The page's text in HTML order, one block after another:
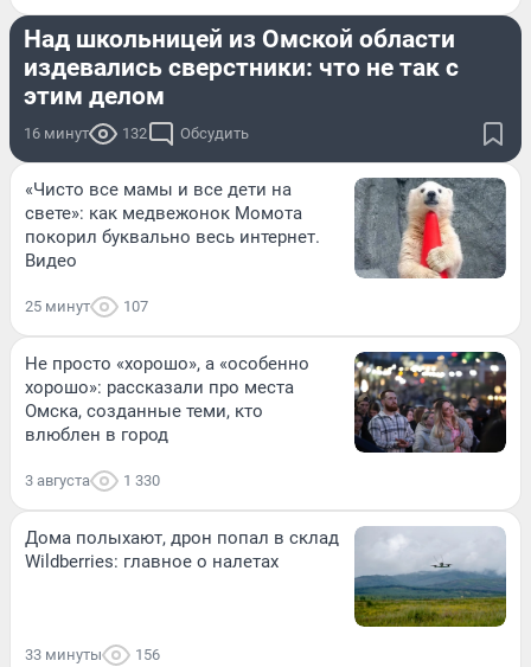
Над школьницей из Омской области
издевались сверстники: что не так с
этим делом
16 минут 132 Обсудить
«Чисто все мамы и все дети на
свете»: как медвежонок Момота
покорил буквально весь интернет.
Видео
25 минут 107
Не просто «хорошо», а «особенно
хорошо»: рассказали про места
Омска, созданные теми, кто
влюблен в город
3 августа 1 330
Дома полыхают, дрон попал в склад
Wildberries: главное о налетах
33 минуты 156